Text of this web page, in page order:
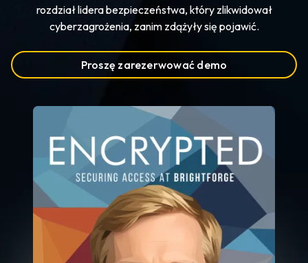
rozdział lidera bezpieczeństwa, który zlikwidował
cyberzagrożenia, zanim zdążyły się pojawić.
Proszę zarezerwować demo